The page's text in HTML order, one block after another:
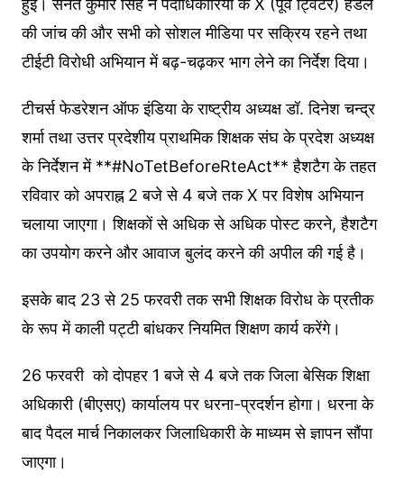
हुई। सनत कुमार सिंह ने पदाधिकारियों के X (पूर्व ट्विटर) हैंडल
की जांच की और सभी को सोशल मीडिया पर सक्रिय रहने तथा
टीईटी विरोधी अभियान में बढ़-चढ़कर भाग लेने का निर्देश दिया।
टीचर्स फेडरेशन ऑफ इंडिया के राष्ट्रीय अध्यक्ष डॉ. दिनेश चन्द्र
शर्मा तथा उत्तर प्रदेशीय प्राथमिक शिक्षक संघ के प्रदेश अध्यक्ष
के निर्देशन में **#NoTetBeforeRteAct** हैशटैग के तहत
रविवार को अपराह्न 2 बजे से 4 बजे तक X पर विशेष अभियान
चलाया जाएगा। शिक्षकों से अधिक से अधिक पोस्ट करने, हैशटैग
का उपयोग करने और आवाज बुलंद करने की अपील की गई है।
इसके बाद 23 से 25 फरवरी तक सभी शिक्षक विरोध के प्रतीक
के रूप में काली पट्टी बांधकर नियमित शिक्षण कार्य करेंगे।
26 फरवरी को दोपहर 1 बजे से 4 बजे तक जिला बेसिक शिक्षा
अधिकारी (बीएसए) कार्यालय पर धरना-प्रदर्शन होगा। धरना के
बाद पैदल मार्च निकालकर जिलाधिकारी के माध्यम से ज्ञापन सौंपा
जाएगा।